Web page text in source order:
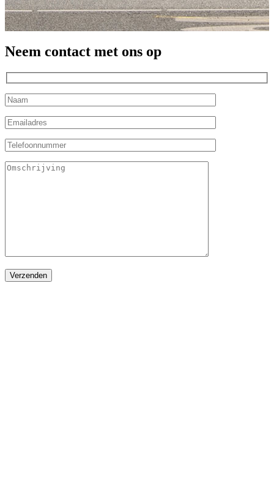
Neem contact met ons op